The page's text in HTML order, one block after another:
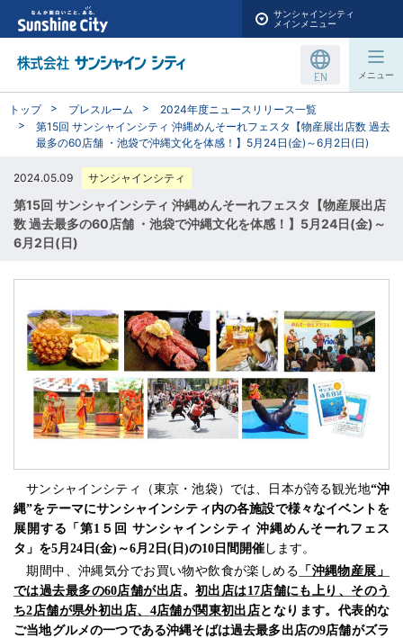
サンシャインシティ
メインメニュー
EN メニュー
トップ プレスルーム
2024年度ニュースリリース一覧
第15回 サンシャインシティ 沖縄めんそーれフェスタ【物産展出店数 過去
最多の60店舗 ・池袋で沖縄文化を体感！】5月24日(金)～6月2日(日)
2024.05.09 サンシャインシティ
第15回 サンシャインシティ 沖縄めんそーれフェスタ【物産展出店
数 過去最多の60店舗 ・池袋で沖縄文化を体感！】5月24日(金)～
6月2日(日)
サンシャインシティ（東京・池袋）では、 日本が誇る観光地“沖
縄”をテーマにサンシャインシティ内の各施設で様々なイベントを
展開する「第1 ５回 サンシャインシティ 沖縄めんそーれフェス
タ」を5月 24 日 (金) ～6月 2 日 ( 日 )の10 日間開催 します。
期間中、沖縄気分でお買い物や飲食が楽しめる 「沖縄物産展」
では過去最多の60店舗が出店。初出店は17店舗にも上り、そのう
ち2 店舗が県外初出店、 4店舗が関東初出店となります。代表的な
ご当地グルメの一つである沖縄そばは過去最多出店の9店舗がズラ